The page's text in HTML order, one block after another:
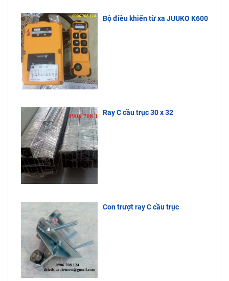
goong vận
chuyển hàng
hoá…Quý
khách cần
liên hệ đến
Công Ty
Bách Phương
để được tư
Phương
dài.
Bộ điều khiển từ xa JUUKO K600
Ray C cầu trục 30 x 32
Con trượt ray C cầu trục